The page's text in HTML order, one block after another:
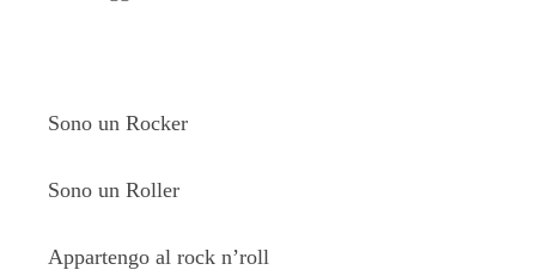
Sono un Rocker
Sono un Roller
Appartengo al rock n’roll